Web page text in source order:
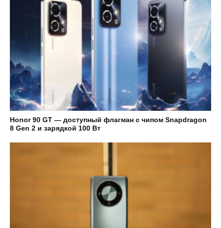
Honor 90 GT — доступный флагман с чипом Snapdragon
8 Gen 2 и зарядкой 100 Вт